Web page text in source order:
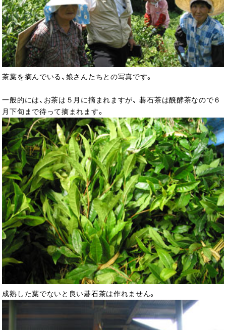
茶葉を摘んでいる、娘さんたちとの写真です。
一般的には、お茶は５月に摘まれますが、 碁石茶は醗酵茶なので６
月下旬まで待って摘まれます。
成熟した葉でないと良い碁石茶は作れません。